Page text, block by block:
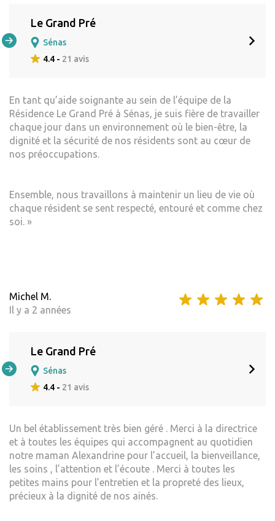
Le Grand Pré
Sénas
4.4 - 21 avis
En tant qu’aide soignante au sein de l’équipe de la
Résidence Le Grand Pré à Sénas, je suis fière de travailler
chaque jour dans un environnement où le bien-être, la
dignité et la sécurité de nos résidents sont au cœur de
nos préoccupations.
Ensemble, nous travaillons à maintenir un lieu de vie où
chaque résident se sent respecté, entouré et comme chez
soi. »
Michel M.
Il y a 2 années
Le Grand Pré
Sénas
4.4 - 21 avis
Un bel établissement très bien géré . Merci à la directrice
et à toutes les équipes qui accompagnent au quotidien
notre maman Alexandrine pour l’accueil, la bienveillance,
les soins , l’attention et l’écoute . Merci à toutes les
petites mains pour l’entretien et la propreté des lieux,
précieux à la dignité de nos ainés.